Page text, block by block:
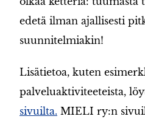
edetä ilman ajallisesti
suunnitelmiakin!
Lisätietoa, kuten
palveluaktiviteeteista,
sivuilta. MIELI ry:n